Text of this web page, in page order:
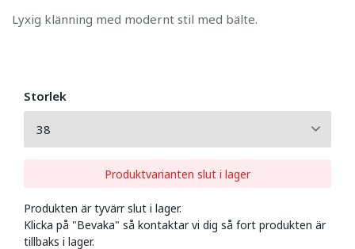
Lyxig klänning med modernt stil med bälte.
Storlek
Produktvarianten slut i lager
Produkten är tyvärr slut i lager.
Klicka på "Bevaka" så kontaktar vi dig så fort produkten är
tillbaks i lager.